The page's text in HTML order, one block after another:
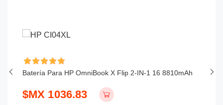
Batería Para HP OmniBook X Flip 2-IN-1 16 8810mAh
$MX 1036.83